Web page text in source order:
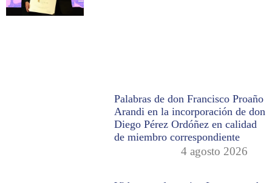
Palabras de don Francisco Proaño
Arandi en la incorporación de don
Diego Pérez Ordóñez en calidad
de miembro correspondiente
4 agosto 2026